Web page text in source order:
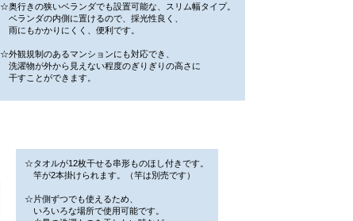
☆奥行きの狭いベランダでも設置可能な、スリム幅タイプ。
ベランダの内側に置けるので、採光性良く、
雨にもかかりにくく、便利です。
☆外観規制のあるマンションにも対応でき、
洗濯物が外から見えない程度のぎりぎりの高さに
干すことができます。
☆タオルが12枚干せる串形ものほし付きです。
竿が2本掛けられます。（竿は別売です）
☆片側ずつでも使えるため、
いろいろな場所で使用可能です。